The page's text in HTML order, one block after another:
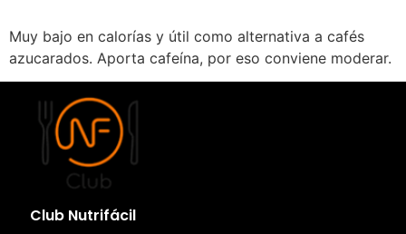
Muy bajo en calorías y útil como alternativa a cafés
azucarados. Aporta cafeína, por eso conviene moderar.
Club Nutrifácil